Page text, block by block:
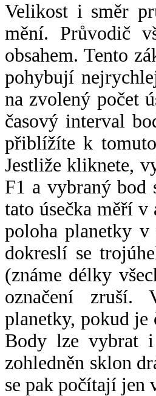
Velikost i směr
mění. Průvodič
obsahem. Tento
pohybují
na zvolený počet
časový interval
přiblížíte k
Jestliže kliknete,
F1 a vybraný bod
tato úsečka měří v
poloha planetky v
dokreslí se
(známe délky
označení zruší.
planetky, pokud
Body lze vybrat
zohledněn sklon
se pak počítají